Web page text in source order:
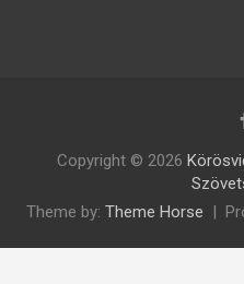
Copyright © 2026
Theme by: Theme Horse